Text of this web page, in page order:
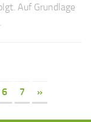
Auf Grundlage
6 7 »